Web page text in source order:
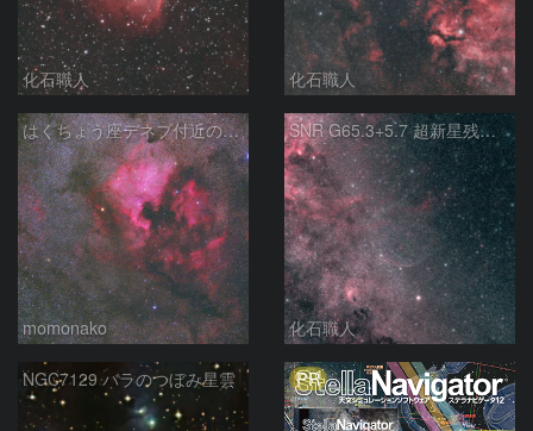
化石職人 化石職人
はくちょう座デネブ付近の空域 260720
momonako
SNR G65.3+5.7 超新星残骸 アルビレオ周辺 はくちょう座
化石職人
NGC7129 バラのつぼみ星雲 PR